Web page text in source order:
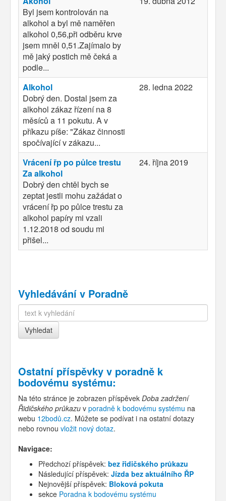
Byl jsem kontrolován na
alkohol a byl mě naměřen
alkohol 0,56,při odběru krve
jsem mněl 0,51.Zajímalo by
mě jaký postich mě čeká a
podle...
Alkohol
Dobrý den. Dostal jsem za
alkohol zákaz řízení na 8
měsíců a 11 pokutu. A v
příkazu píše: "Zákaz činnosti
spočívající v zákazu...
28. ledna 2022
Vrácení řp po půlce trestu
Za alkohol
Dobrý den chtěl bych se
zeptat jestli mohu zažádat o
vrácení řp po půlce trestu za
alkohol papíry mi vzali
1.12.2018 od soudu mi
přišel...
24. října 2019
Vyhledávání v Poradně
Ostatní příspěvky v poradně k
bodovému systému:
Na této stránce je zobrazen příspěvek Doba zadržení
Řidičského průkazu v poradně k bodovému systému na
webu 12bodů.cz. Můžete se podívat i na ostatní dotazy
nebo rovnou vložit nový dotaz.
Navigace:
Předchozí příspěvek: bez řidičského průkazu
Následující příspěvek: Jízda bez aktuálního ŘP
Nejnovější příspěvek: Bloková pokuta
sekce Poradna k bodovému systému